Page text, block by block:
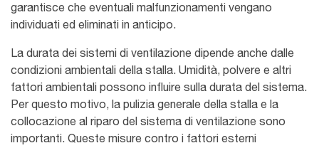
garantisce che eventuali malfunzionamenti vengano
individuati ed eliminati in anticipo.
La durata dei sistemi di ventilazione dipende anche dalle
condizioni ambientali della stalla. Umidità, polvere e altri
fattori ambientali possono influire sulla durata del sistema.
Per questo motivo, la pulizia generale della stalla e la
collocazione al riparo del sistema di ventilazione sono
importanti. Queste misure contro i fattori esterni